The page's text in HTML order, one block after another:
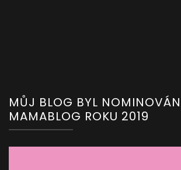
MŮJ BLOG BYL
MAMABLOG ROKU 2019